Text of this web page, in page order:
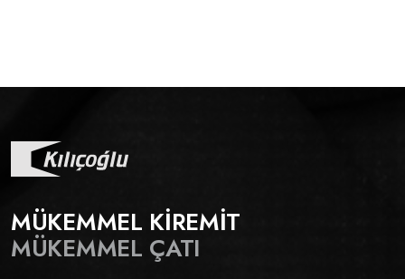
MÜKEMMEL KİREMİT
MÜKEMMEL ÇATI